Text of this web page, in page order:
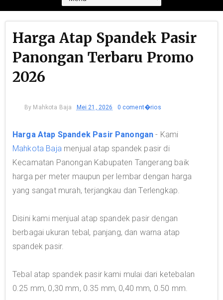
Harga Atap Spandek Pasir
Panongan Terbaru Promo
2026
By Mahkota Baja Mei 21, 2026 0 coment�rios
Harga Atap Spandek Pasir Panongan - Kami
Mahkota Bajamenjual atap spandek pasir di
Kecamatan Panongan Kabupaten Tangerang baik
harga per meter maupun per lembar dengan harga
yang sangat murah, terjangkau dan Terlengkap.
Disini kami menjual atap spandek pasir dengan
berbagai ukuran tebal, panjang, dan warna atap
spandek pasir.
Tebal atap spandek pasir kami mulai dari ketebalan
0.25 mm, 0,30 mm, 0.35 mm, 0,40 mm, 0.50 mm.